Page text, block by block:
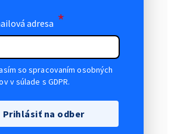
adresa *
so spracovaním osobných
v súlade s GDPR.
Prihlásiť na odber